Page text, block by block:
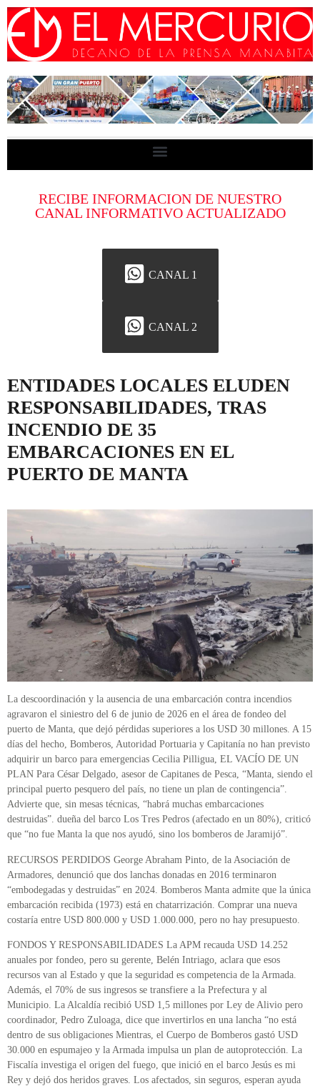
RECIBE INFORMACION DE NUESTRO
CANAL INFORMATIVO ACTUALIZADO
CANAL 1
CANAL 2
ENTIDADES LOCALES ELUDEN
RESPONSABILIDADES, TRAS
INCENDIO DE 35
EMBARCACIONES EN EL
PUERTO DE MANTA
La descoordinación y la ausencia de una embarcación contra incendios
agravaron el siniestro del 6 de junio de 2026 en el área de fondeo del
puerto de Manta, que dejó pérdidas superiores a los USD 30 millones. A 15
días del hecho, Bomberos, Autoridad Portuaria y Capitanía no han previsto
adquirir un barco para emergencias Cecilia Pilligua, EL VACÍO DE UN
PLAN Para César Delgado, asesor de Capitanes de Pesca, “Manta, siendo el
principal puerto pesquero del país, no tiene un plan de contingencia”.
Advierte que, sin mesas técnicas, “habrá muchas embarcaciones
destruidas”. dueña del barco Los Tres Pedros (afectado en un 80%), criticó
que “no fue Manta la que nos ayudó, sino los bomberos de Jaramijó”.
RECURSOS PERDIDOS George Abraham Pinto, de la Asociación de
Armadores, denunció que dos lanchas donadas en 2016 terminaron
“embodegadas y destruidas” en 2024. Bomberos Manta admite que la única
embarcación recibida (1973) está en chatarrización. Comprar una nueva
costaría entre USD 800.000 y USD 1.000.000, pero no hay presupuesto.
FONDOS Y RESPONSABILIDADES La APM recauda USD 14.252
anuales por fondeo, pero su gerente, Belén Intriago, aclara que esos
recursos van al Estado y que la seguridad es competencia de la Armada.
Además, el 70% de sus ingresos se transfiere a la Prefectura y al
Municipio. La Alcaldía recibió USD 1,5 millones por Ley de Alivio pero
coordinador, Pedro Zuloaga, dice que invertirlos en una lancha “no está
dentro de sus obligaciones Mientras, el Cuerpo de Bomberos gastó USD
30.000 en espumajeo y la Armada impulsa un plan de autoprotección. La
Fiscalía investiga el origen del fuego, que inició en el barco Jesús es mi
Rey y dejó dos heridos graves. Los afectados, sin seguros, esperan ayuda